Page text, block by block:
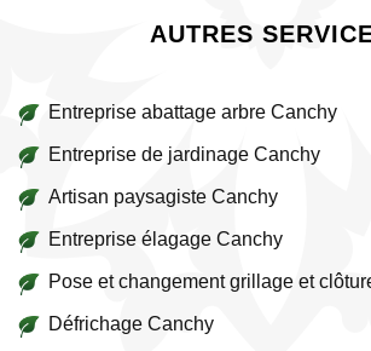
AUTRES
Entreprise abattage arbre Canchy
Entreprise de jardinage Canchy
Artisan paysagiste Canchy
Entreprise élagage Canchy
Pose et changement grillage et
Défrichage Canchy